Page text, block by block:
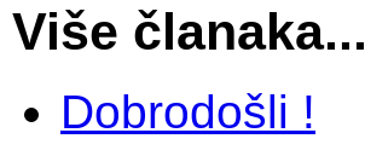
Više članaka...
Dobrodošli !